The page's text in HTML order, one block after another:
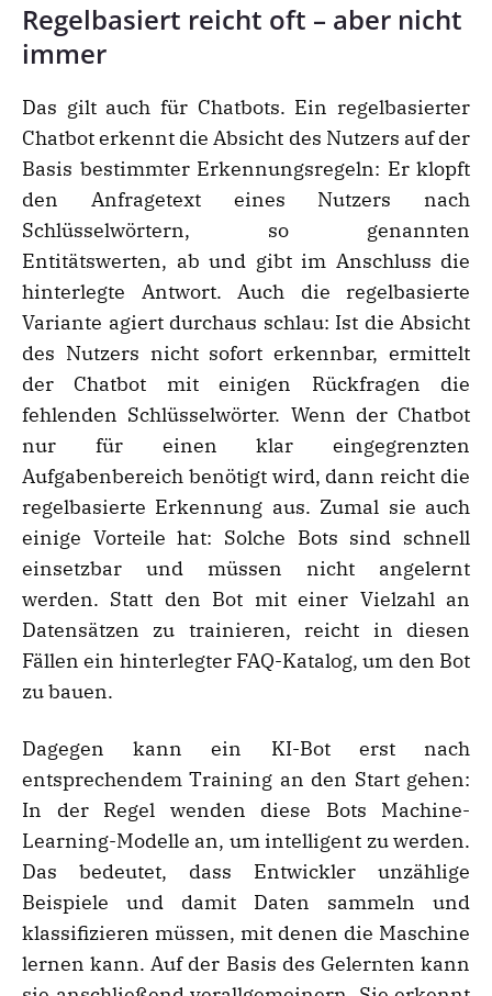
Regelbasiert reicht oft – aber nicht
immer
Das gilt auch für Chatbots. Ein regelbasierter
Chatbot erkennt die Absicht des Nutzers auf der
Basis bestimmter Erkennungsregeln: Er klopft
den Anfragetext eines Nutzers nach
Schlüsselwörtern, so genannten
Entitätswerten, ab und gibt im Anschluss die
hinterlegte Antwort. Auch die regelbasierte
Variante agiert durchaus schlau: Ist die Absicht
des Nutzers nicht sofort erkennbar, ermittelt
der Chatbot mit einigen Rückfragen die
fehlenden Schlüsselwörter. Wenn der Chatbot
nur für einen klar eingegrenzten
Aufgabenbereich benötigt wird, dann reicht die
regelbasierte Erkennung aus. Zumal sie auch
einige Vorteile hat: Solche Bots sind schnell
einsetzbar und müssen nicht angelernt
werden. Statt den Bot mit einer Vielzahl an
Datensätzen zu trainieren, reicht in diesen
Fällen ein hinterlegter FAQ-Katalog, um den Bot
zu bauen.
Dagegen kann ein KI-Bot erst nach
entsprechendem Training an den Start gehen:
In der Regel wenden diese Bots Machine-
Learning-Modelle an, um intelligent zu werden.
Das bedeutet, dass Entwickler unzählige
Beispiele und damit Daten sammeln und
klassifizieren müssen, mit denen die Maschine
lernen kann. Auf der Basis des Gelernten kann